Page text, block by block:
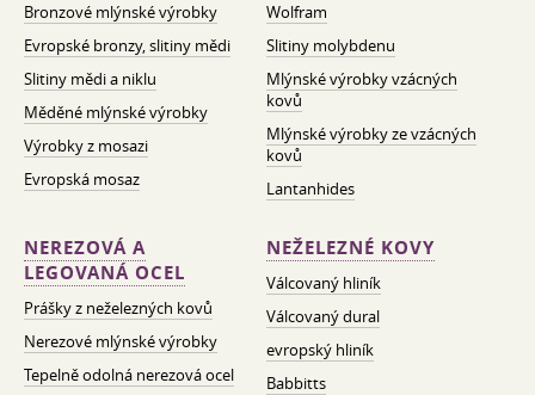
Bronzové mlýnské výrobky
Evropské bronzy, slitiny mědi
Slitiny mědi a niklu
Měděné mlýnské výrobky
Výrobky z mosazi
Evropská mosaz
Wolfram
Slitiny molybdenu
Mlýnské výrobky vzácných
kovů
Mlýnské výrobky ze vzácných
kovů
Lantanhides
NEREZOVÁ A
LEGOVANÁ OCEL
Prášky z neželezných kovů
Nerezové mlýnské výrobky
Tepelně odolná nerezová ocel
NEŽELEZNÉ KOVY
Válcovaný hliník
Válcovaný dural
evropský hliník
Babbitts